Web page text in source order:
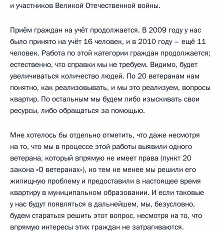
и участников Великой Отечественной войны.
Приём граждан на учёт продолжается. В 2009 году у нас
было принято на учёт 16 человек, и в 2010 году – ещё 11
человек. Работа по этой категории граждан продолжается;
естественно, что справки мы не требуем. Видимо, будет
увеличиваться количество людей. По 20 ветеранам нам
понятно, как реализовывать, и мы это реализуем, вопросы
квартир. По остальным мы будем либо изыскивать свои
ресурсы, либо обращаться за помощью.
Мне хотелось бы отдельно отметить, что даже несмотря
на то, что мы в процессе этой работы выявили одного
ветерана, который впрямую не имеет права (пункт 20
закона «О ветеранах»), но тем не менее мы решили его
жилищную проблему и предоставили в настоящее время
квартиру в муниципальном образовании. И если таковые
у нас будут появляться в дальнейшем, мы, безусловно,
будем стараться решить этот вопрос, несмотря на то, что
впрямую интересы этих граждан не затрагиваются.